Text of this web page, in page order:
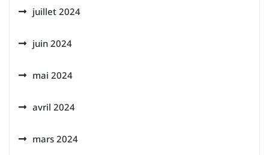
juillet 2024
juin 2024
mai 2024
avril 2024
mars 2024